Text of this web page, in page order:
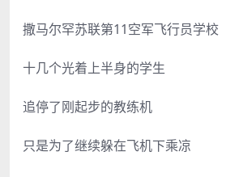
撒马尔罕苏联第11空军飞行员学校
十几个光着上半身的学生
追停了刚起步的教练机
只是为了继续躲在飞机下乘凉